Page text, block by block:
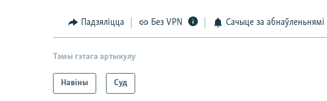
Падзяліцца Без VPN Сачыце за абнаўленьнямі
Тэмы гэтага артыкулу
Навіны Суд